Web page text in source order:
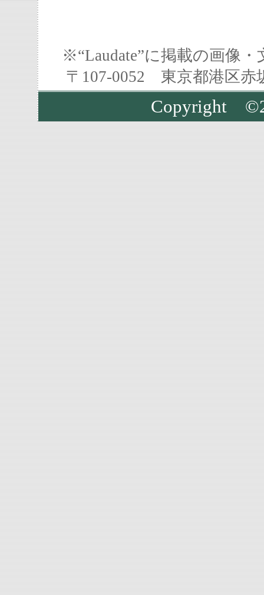
※“Laudate”に掲載の画像
〒107-0052 東京都港区
Copyright